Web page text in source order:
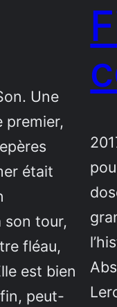
Une
premier,
était
son tour,
fléau,
est bien
peut-